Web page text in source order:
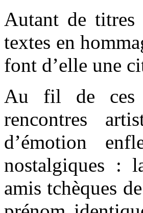
Autant de titres
textes en
font d’elle une
Au fil de ces
rencontres
d’émotion
nostalgiques :
amis tchèques